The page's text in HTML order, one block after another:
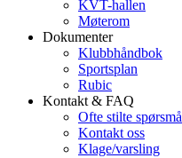
KVT-hallen
Møterom
Dokumenter
Klubbhåndbok
Sportsplan
Rubic
Kontakt & FAQ
Ofte stilte
Kontakt oss
Klage/varsling